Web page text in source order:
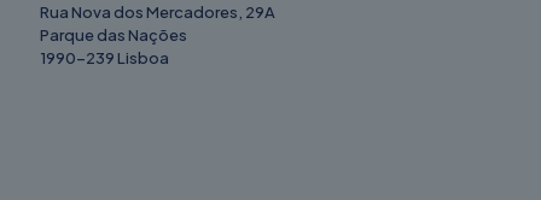
Rua Nova dos Mercadores, 29A
Parque das Nações
1990-239 Lisboa